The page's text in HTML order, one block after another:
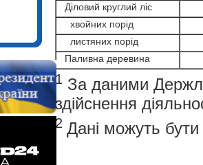
Діловий круглий ліс
хвойних порід
листяних порід
Паливна деревина
1 За даними
здійснення
2 Дані можуть бути